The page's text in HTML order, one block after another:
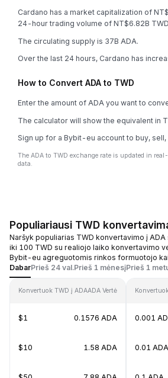
Cardano has a market capitalization of
24-hour trading volume of NT$6.82B
The circulating supply is 37B ADA.
Over the last 24 hours, Cardano has
How to Convert ADA to TWD
Enter the amount of ADA you want to
The calculator will show the equivalent in
Sign up for a Bybit-eu account to buy,
The ADA to TWD exchange rate is updated in
data.
Populiariausi TWD
Naršyk populiarias TWD konvertavimo į ADA
iki 100 TWD su realiojo laiko konvertavimo
Bybit-eu agreguotomis rinkos formuotojo
DabarPrieš 24 val.Prieš 1 mėnesįPrieš 1
Konvertuok TWD į ADAADA Vertė
$1 0.1576 ADA
$10 1.58 ADA
0.001
0.01 ADA